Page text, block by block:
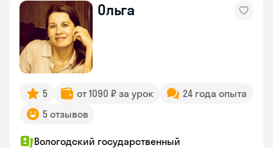
Ольга
5 от 1090 ₽ за урок
24 года опыта
5 отзывов
Вологодский государственный